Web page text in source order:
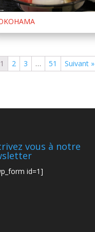
1 2 3 … 51 Suivant »
vous à notre
id=1]